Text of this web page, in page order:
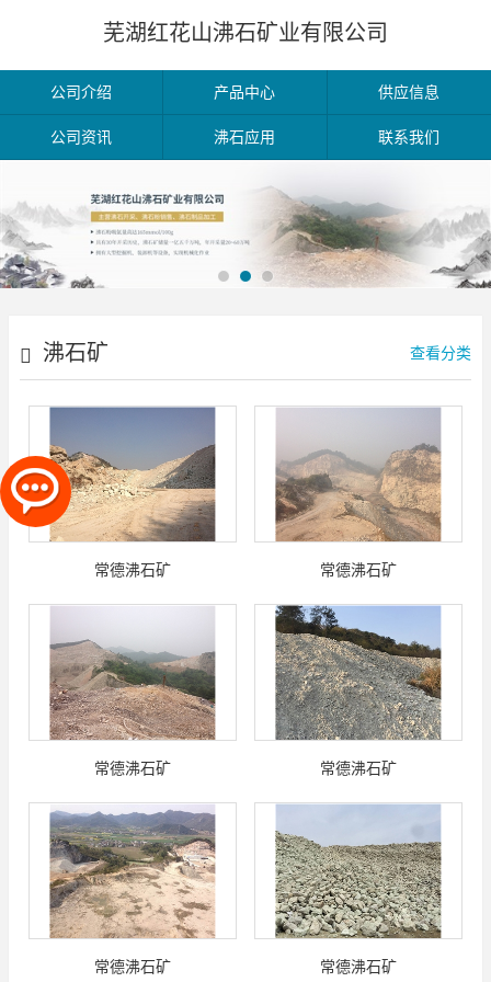
芜湖红花山沸石矿业有限公司
公司介绍 产品中心 供应信息
公司资讯 沸石应用 联系我们
沸石矿 查看分类
常德沸石矿 常德沸石矿
常德沸石矿 常德沸石矿
常德沸石矿 常德沸石矿